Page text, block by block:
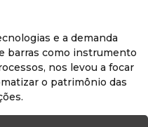
e a demanda
barras como instrumento
nos levou a focar
o patrimônio das